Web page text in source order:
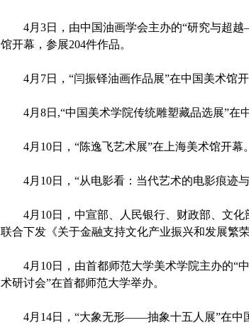
4月 3日
，由中国油画学会主办的“研究与超
馆开幕，参展204件作品。
4月 7日 ，“闫振铎油画作品展”在中国美术馆开
4月 8日 ,“中国美术学院传统雕塑藏品选展”在
4月 10日 ，“陈逸飞艺术展”在上海美术馆开幕。
4月 10日 ，“从电影看：当代艺术的电影痕迹
4月 10日
，中宣部、人民银行、财政部、文
联合下发《关于金融支持文化产业振兴和发展繁
4月 10日
，由首都师范大学美术学院主办的“
术研讨会”在首都师范大学举办。
4月 14日 ，“大象无形——抽象十五人展”在中